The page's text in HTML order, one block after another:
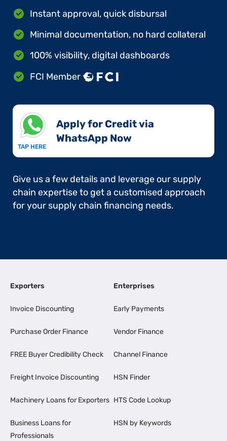
Instant approval, quick disbursal
Minimal documentation, no hard collateral
100% visibility, digital dashboards
FCI Member
TAP HERE
Apply for Credit via
WhatsApp Now​
Give us a few details and leverage our supply
chain expertise to get a customised approach
for your supply chain financing needs.
Exporters
Invoice Discounting
Purchase Order Finance
FREE Buyer Credibility Check
Freight Invoice Discounting
Machinery Loans for Exporters
Business Loans for
Professionals
Enterprises
Early Payments
Vendor Finance
Channel Finance
HSN Finder
HTS Code Lookup
HSN by Keywords